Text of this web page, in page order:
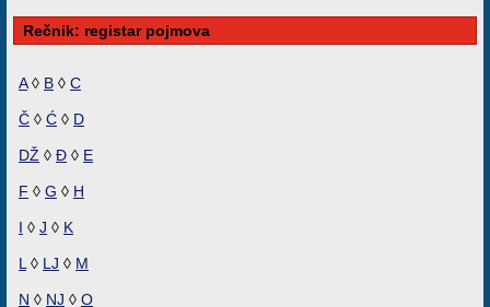
Rečnik: registar pojmova
A◊ B ◊ C
Č ◊ Ć ◊ D
DŽ ◊ Đ ◊ E
F ◊ G ◊ H
I ◊ J ◊ K
L ◊ LJ ◊ M
N ◊ NJ ◊ O